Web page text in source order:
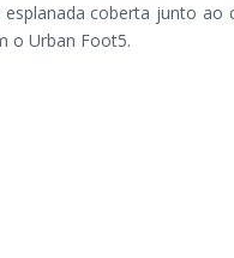
coberta junto
o Urban Foot5.